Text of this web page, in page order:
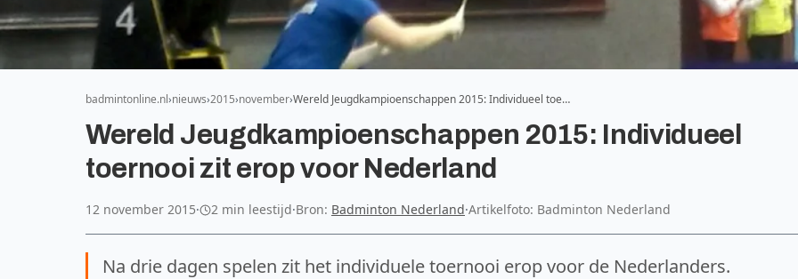
badmintonline.nl nieuws 2015 november Wereld Jeugdkampioenschappen 2015: Individueel toe…
Wereld Jeugdkampioenschappen 2015: Individueel
toernooi zit erop voor Nederland
12 november 2015· 2 min leestijd·Bron: Badminton Nederland·Artikelfoto: Badminton Nederland
Na drie dagen spelen zit het individuele toernooi erop voor de Nederlanders.